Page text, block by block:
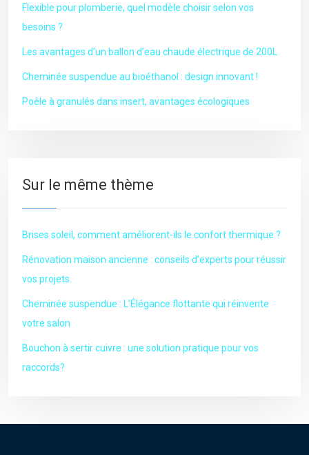
Flexible pour plomberie, quel modèle choisir selon vos
besoins ?
Les avantages d’un ballon d’eau chaude électrique de 200L
Cheminée suspendue au bioéthanol : design innovant !
Poêle à granulés dans insert, avantages écologiques
Sur le même thème
Brises soleil, comment améliorent-ils le confort thermique ?
Rénovation maison ancienne : conseils d’experts pour réussir
vos projets.
Cheminée suspendue : L’Élégance flottante qui réinvente
votre salon
Bouchon à sertir cuivre : une solution pratique pour vos
raccords?